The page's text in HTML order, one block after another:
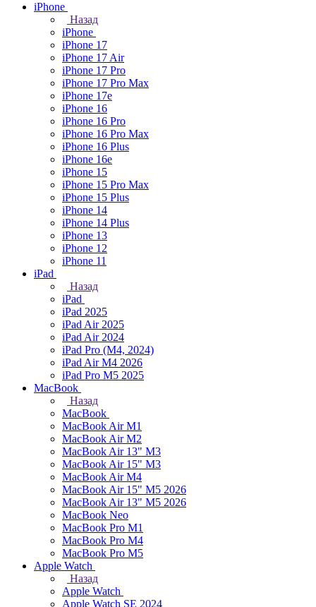
iPhone
Назад
iPhone
iPhone 17
iPhone 17 Air
iPhone 17 Pro
iPhone 17 Pro Max
iPhone 17e
iPhone 16
iPhone 16 Pro
iPhone 16 Pro Max
iPhone 16 Plus
iPhone 16e
iPhone 15
iPhone 15 Pro Max
iPhone 15 Plus
iPhone 14
iPhone 14 Plus
iPhone 13
iPhone 12
iPhone 11
iPad
Назад
iPad
iPad 2025
iPad Air 2025
iPad Air 2024
iPad Pro (M4, 2024)
iPad Air M4 2026
iPad Pro M5 2025
MacBook
Назад
MacBook
MacBook Air M1
MacBook Air M2
MacBook Air 13" M3
MacBook Air 15" M3
MacBook Air M4
MacBook Air 15" М5 2026
MacBook Air 13" М5 2026
MacBook Neo
MacBook Pro M1
MacBook Pro M4
MacBook Pro M5
Apple Watch
Назад
Apple Watch
Apple Watch SE 2024